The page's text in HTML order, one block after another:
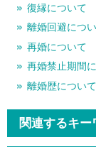
復縁について
離婚回避につ
再婚について
再婚禁止期間
離婚歴について
関連するキー